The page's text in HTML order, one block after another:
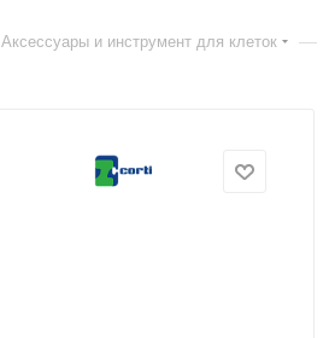
Аксессуары и инструмент для клеток —